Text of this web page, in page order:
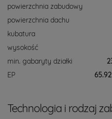
powierzchnia zabudowy
powierzchnia dachu
kubatura
wysokość
min. gabaryty działki
EP
Technologia i rodzaj